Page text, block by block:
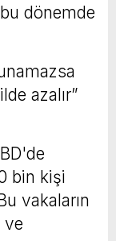
dönemde
azalır”
bin kişi
vakaların
ve